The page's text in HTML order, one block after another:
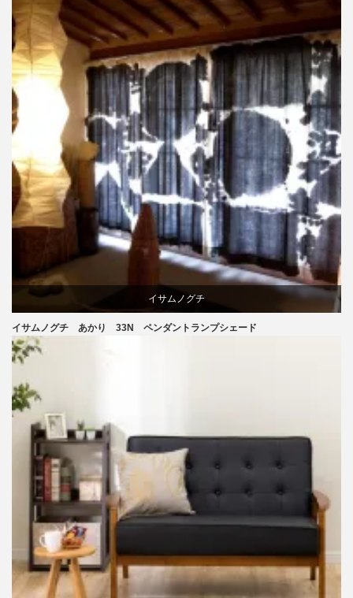
テーブル
イサムノグチ
イサムノグチ あかり 33N ペンダントランプシェード